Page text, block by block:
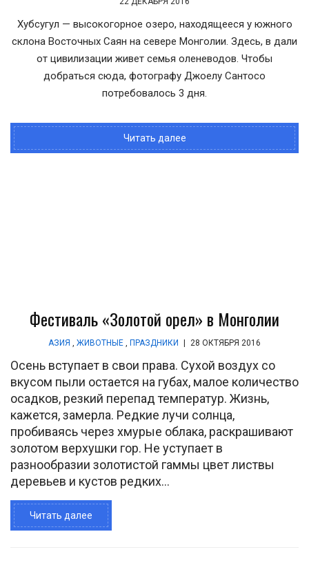
Хубсугул — высокогорное озеро, находящееся у южного
склона Восточных Саян на севере Монголии. Здесь, в дали
от цивилизации живет семья оленеводов. Чтобы
добраться сюда, фотографу Джоелу Сантосо
потребовалось 3 дня.
Читать далее
Фестиваль «Золотой орел» в Монголии
АЗИЯ , ЖИВОТНЫЕ , ПРАЗДНИКИ 28 ОКТЯБРЯ 2016
Осень вступает в свои права. Сухой воздух со
вкусом пыли остается на губах, малое количество
осадков, резкий перепад температур. Жизнь,
кажется, замерла. Редкие лучи солнца,
пробиваясь через хмурые облака, раскрашивают
золотом верхушки гор. Не уступает в
разнообразии золотистой гаммы цвет листвы
деревьев и кустов редких...
Читать далее